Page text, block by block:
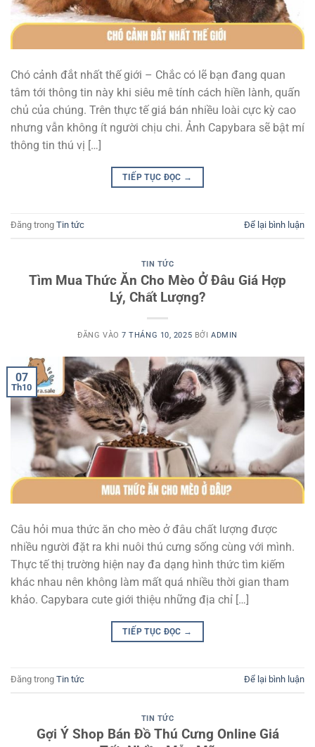
Chó cảnh đắt nhất thế giới – Chắc có lẽ bạn đang quan
tâm tới thông tin này khi siêu mê tính cách hiền lành, quấn
chủ của chúng. Trên thực tế giá bán nhiều loài cực kỳ cao
nhưng vẫn không ít người chịu chi. Ảnh Capybara sẽ bật mí
thông tin thú vị […]
TIẾP TỤC ĐỌC →
Đăng trong Tin tức Để lại bình luận
TIN TỨC
Tìm Mua Thức Ăn Cho Mèo Ở Đâu Giá Hợp
Lý, Chất Lượng?
ĐĂNG VÀO7 THÁNG 10, 2025 BỞI ADMIN
07
Th10
Câu hỏi mua thức ăn cho mèo ở đâu chất lượng được
nhiều người đặt ra khi nuôi thú cưng sống cùng với mình.
Thực tế thị trường hiện nay đa dạng hình thức tìm kiếm
khác nhau nên không làm mất quá nhiều thời gian tham
khảo. Capybara cute giới thiệu những địa chỉ […]
TIẾP TỤC ĐỌC →
Đăng trong Tin tức Để lại bình luận
TIN TỨC
Gợi Ý Shop Bán Đồ Thú Cưng Online Giá